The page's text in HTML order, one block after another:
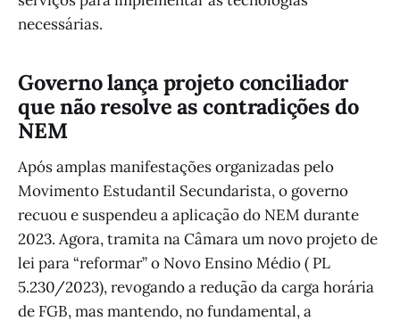
necessárias.
Governo lança projeto conciliador
que não resolve as contradições do
NEM
Após amplas manifestações organizadas pelo
Movimento Estudantil Secundarista, o governo
recuou e suspendeu a aplicação do NEM durante
2023. Agora, tramita na Câmara um novo projeto de
lei para “reformar” o Novo Ensino Médio ( PL
5.230/2023), revogando a redução da carga horária
de FGB, mas mantendo, no fundamental, a